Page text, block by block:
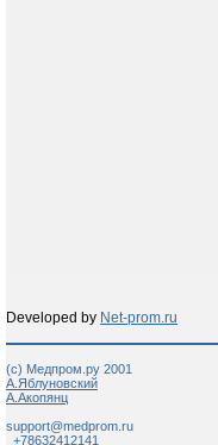
Developed by Net-prom.ru
(c) Медпром.ру 2001
А.Яблуновский
А.Акопянц
support@medprom.ru
+78632412141